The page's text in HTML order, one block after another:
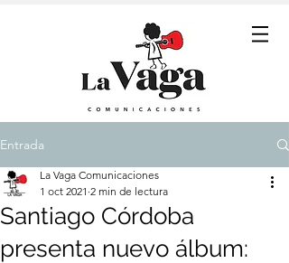
Entrada
Santiago Córdoba
presenta nuevo álbum:
La Vaga Comunicaciones
1 oct 2021 2 min de lectura